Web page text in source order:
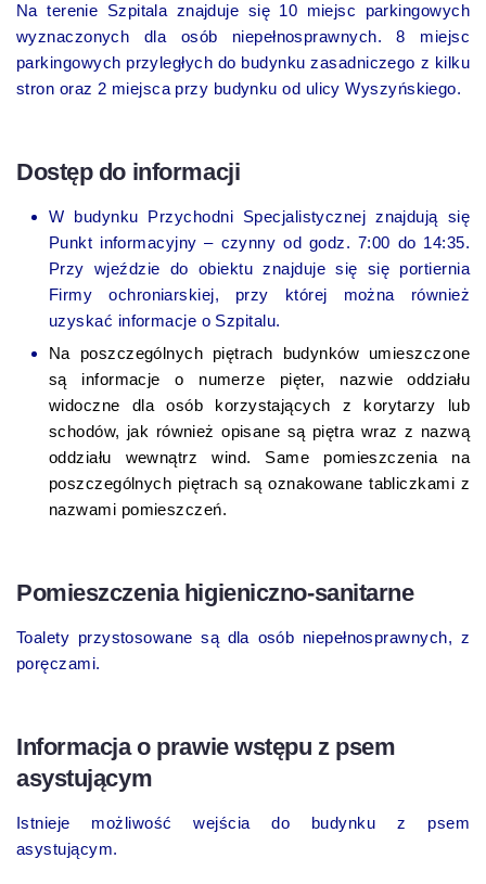
Na terenie Szpitala znajduje się 10 miejsc parkingowych
wyznaczonych dla osób niepełnosprawnych. 8 miejsc
parkingowych przyległych do budynku zasadniczego z kilku
stron oraz 2 miejsca przy budynku od ulicy Wyszyńskiego.
Dostęp do informacji
W budynku Przychodni Specjalistycznej znajdują się
Punkt informacyjny – czynny od godz. 7:00 do 14:35.
Przy wjeździe do obiektu znajduje się się portiernia
Firmy ochroniarskiej, przy której można również
uzyskać informacje o Szpitalu.
Na poszczególnych piętrach budynków umieszczone
są informacje o numerze pięter, nazwie oddziału
widoczne dla osób korzystających z korytarzy lub
schodów, jak również opisane są piętra wraz z nazwą
oddziału wewnątrz wind. Same pomieszczenia na
poszczególnych piętrach są oznakowane tabliczkami z
nazwami pomieszczeń.
Pomieszczenia higieniczno-sanitarne
Toalety przystosowane są dla osób niepełnosprawnych, z
poręczami.
Informacja o prawie wstępu z psem
asystującym
Istnieje możliwość wejścia do budynku z psem
asystującym.